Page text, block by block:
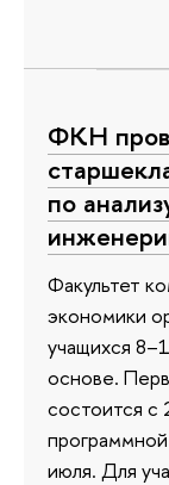
ФКН
по
Факультет
экономики
учащихся
основе.
состоится с
июля. Для